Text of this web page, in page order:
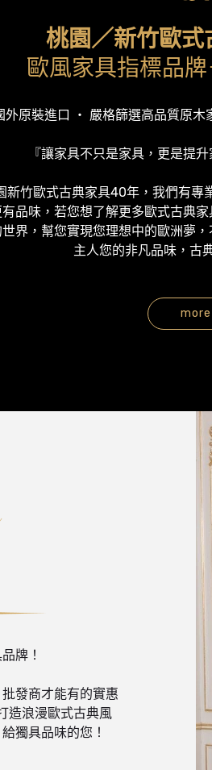
桃園／新竹歐式
歐風家具指標品
外原裝進口 ‧ 嚴格篩選高品質原
『讓家具不只是家具，更是提
新竹歐式古典家具40年，我們有
品味，若您想了解更多歐式古典
界，幫您實現您理想中的歐洲夢
主人您的非凡品味，古
more
牌！
發商才能有的實惠
造浪漫歐式古典風
獨具品味的您！